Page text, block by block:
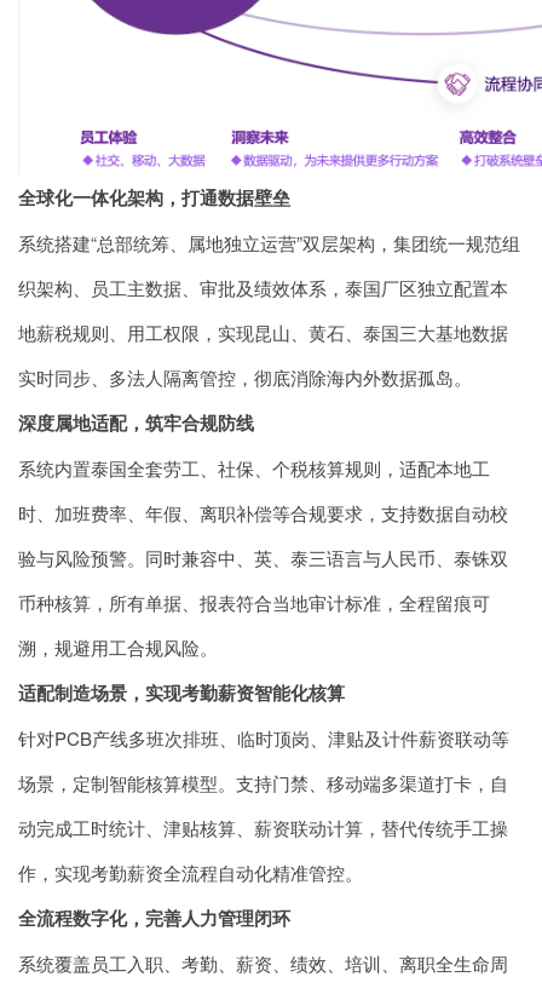
全球化一体化架构，打通数据壁垒
系统搭建“总部统筹、属地独立运营”双层架构，集团统一规范组
织架构、员工主数据、审批及绩效体系，泰国厂区独立配置本
地薪税规则、用工权限，实现昆山、黄石、泰国三大基地数据
实时同步、多法人隔离管控，彻底消除海内外数据孤岛。
深度属地适配，筑牢合规防线
系统内置泰国全套劳工、社保、个税核算规则，适配本地工
时、加班费率、年假、离职补偿等合规要求，支持数据自动校
验与风险预警。同时兼容中、英、泰三语言与人民币、泰铢双
币种核算，所有单据、报表符合当地审计标准，全程留痕可
溯，规避用工合规风险。
适配制造场景，实现考勤薪资智能化核算
针对PCB产线多班次排班、临时顶岗、津贴及计件薪资联动等
场景，定制智能核算模型。支持门禁、移动端多渠道打卡，自
动完成工时统计、津贴核算、薪资联动计算，替代传统手工操
作，实现考勤薪资全流程自动化精准管控。
全流程数字化，完善人力管理闭环
系统覆盖员工入职、考勤、薪资、绩效、培训、离职全生命周